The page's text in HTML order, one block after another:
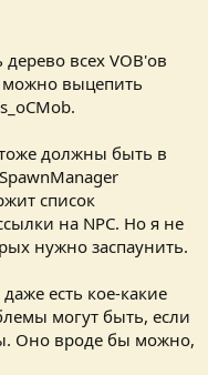
всех VOB'ов
можно выцепить
должны быть в
список
на NPC. Но я не
нужно заспаунить.
есть кое-какие
могут быть, если
Оно вроде бы можно,